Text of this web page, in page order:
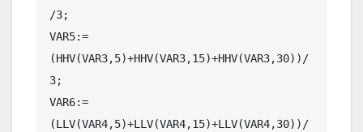
/3;
VAR5:=
(HHV(VAR3,5)+HHV(VAR3,15)+HHV(VAR3,30))/
3;
VAR6:=
(LLV(VAR4,5)+LLV(VAR4,15)+LLV(VAR4,30))/